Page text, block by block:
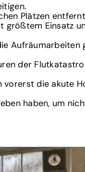
Plätzen
Einsatz
der
die akute
haben, um